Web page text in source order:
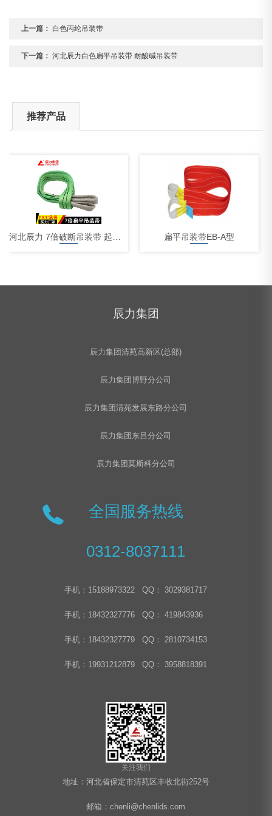
上一篇： 白色丙纶吊装带
下一篇： 河北辰力白色扁平吊装带 耐酸碱吊装带
推荐产品
河北辰力 7倍破断吊装带 起重吊装带 扁平吊装带 扁平吊装带EB-A型
河北辰力/五洲/撼马牌 5吨吊装带
辰力集团
辰力集团清苑高新区(总部)
辰力集团博野分公司
辰力集团清苑发展东路分公司
辰力集团东吕分公司
辰力集团莫斯科分公司
全国服务热线
0312-8037111
手机：15188973322 QQ： 3029381717
手机：18432327776 QQ： 419843936
手机：18432327779 QQ： 2810734153
手机：19931212879 QQ： 3958818391
关注我们
地址：河北省保定市清苑区丰收北街252号
邮箱：chenli@chenlids.com